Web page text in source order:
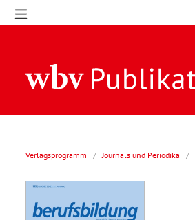
Verlagsprogramm / Journals und Periodika /